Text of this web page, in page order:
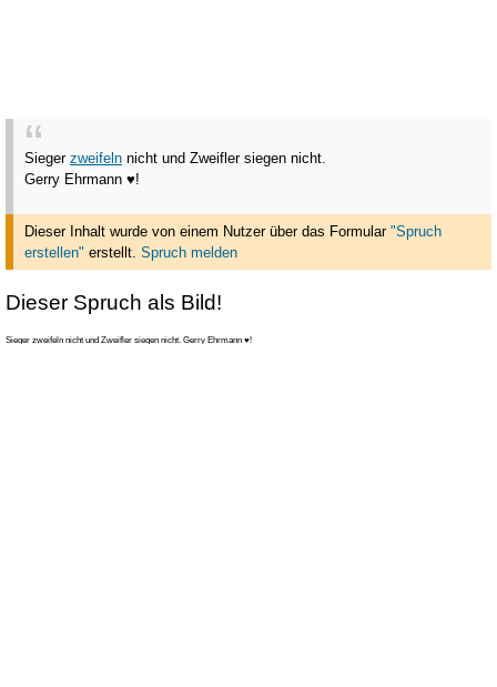
Sieger zweifeln nicht und Zweifler siegen nicht.
Gerry Ehrmann ♥!
Dieser Inhalt wurde von einem Nutzer über das Formular "Spruch
erstellen" erstellt. Spruch melden
Dieser Spruch als Bild!
Sieger zweifeln nicht und Zweifler siegen nicht. Gerry Ehrmann ♥!